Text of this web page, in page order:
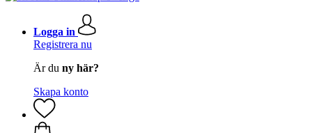
Logga in
Registrera nu
Är du ny här?
Skapa konto